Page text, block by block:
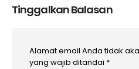
Tinggalkan Balasan
Alamat email Anda tidak
yang wajib ditandai *